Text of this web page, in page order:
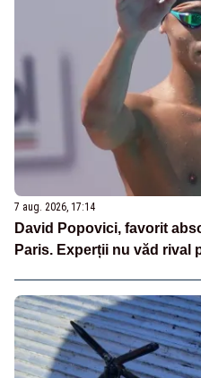
7 aug. 2026, 17:14
David Popovici, favorit
Paris. Experții nu văd rival